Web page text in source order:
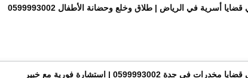
أسرية في الرياض | طلاق وخلع وحضانة الأطفال 0599993002
في جدة 0599993002 | استشارة فورية مع خبير